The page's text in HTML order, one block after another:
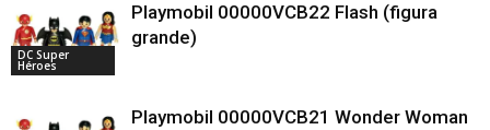
DC Super
Héroes
Playmobil 00000VCB22 Flash (figura
grande)
Playmobil 00000VCB21 Wonder Woman